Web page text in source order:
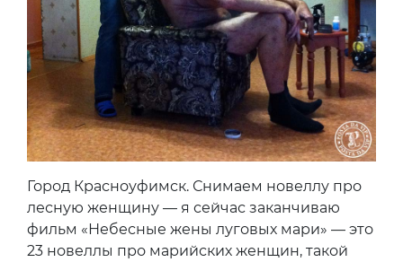
Город Красноуфимск. Снимаем новеллу про
лесную женщину — я сейчас заканчиваю
фильм «Небесные жены луговых мари» — это
23 новеллы про марийских женщин, такой